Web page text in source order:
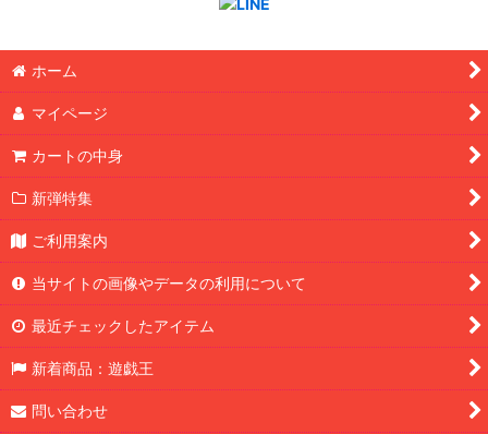
ホーム
マイページ
カートの中身
新弾特集
ご利用案内
当サイトの画像やデータの利用について
最近チェックしたアイテム
新着商品：遊戯王
問い合わせ